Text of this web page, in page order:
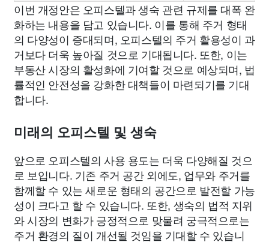
이번 개정안은 오피스텔과 생숙 관련 규제를 대폭 완
화하는 내용을 담고 있습니다. 이를 통해 주거 형태
의 다양성이 증대되며, 오피스텔의 주거 활용성이 과
거보다 더욱 높아질 것으로 기대됩니다. 또한, 이는
부동산 시장의 활성화에 기여할 것으로 예상되며, 법
률적인 안전성을 강화한 대책들이 마련되기를 기대
합니다.
미래의 오피스텔 및 생숙
앞으로 오피스텔의 사용 용도는 더욱 다양해질 것으
로 보입니다. 기존 주거 공간 외에도, 업무와 주거를
함께할 수 있는 새로운 형태의 공간으로 발전할 가능
성이 크다고 할 수 있습니다. 또한, 생숙의 법적 지위
와 시장의 변화가 긍정적으로 맞물려 궁극적으로는
주거 환경의 질이 개선될 것임을 기대할 수 있습니